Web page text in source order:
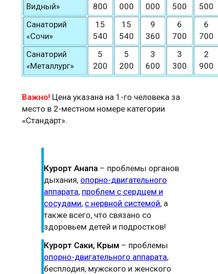
Видный»
800
000
000
500
500
Санаторий
«Сочи»
15
540
15
540
9
360
6
700
6
700
Санаторий
«Металлург»
5
200
5
200
3
600
3
300
2
900
Важно! Цена указана на 1-го человека за
место в 2-местном номере категории
«Стандарт».
Курорт Анапа – проблемы органов
дыхания, опорно-двигательного
аппарата, проблем с сердцем и
сосудами, с нервной системой, а
также всего, что связано со
здоровьем детей и подростков!
Курорт Саки, Крым – проблемы
опорно-двигательного аппарата,
бесплодия, мужского и женского